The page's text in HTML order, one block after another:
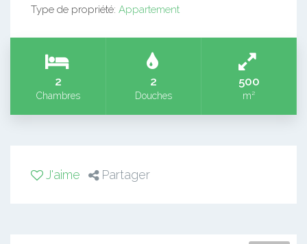
Type de propriété: Appartement
2
Chambres
2
Douches
500
m²
J'aime Partager